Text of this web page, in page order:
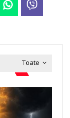
Toate